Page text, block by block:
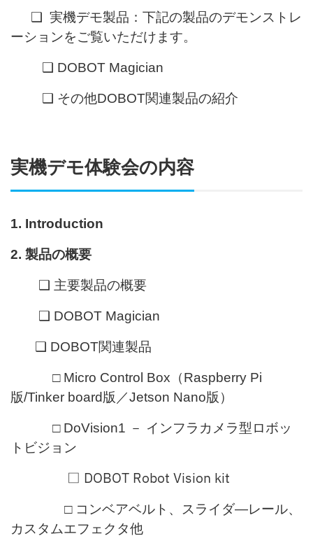
❑ 実機デモ製品：下記の製品のデモンストレ
ーションをご覧いただけます。
❑ DOBOT Magician
❑ その他DOBOT関連製品の紹介
実機デモ体験会の内容
1. Introduction
2. 製品の概要
❑ 主要製品の概要
❑ DOBOT Magician
❑ DOBOT関連製品
□ Micro Control Box（Raspberry Pi
版/Tinker board版／Jetson Nano版）
□ DoVision1 － インフラカメラ型ロボッ
トビジョン
□ DOBOT Robot Vision kit
□ コンベアベルト、スライダ―レール、
カスタムエフェクタ他